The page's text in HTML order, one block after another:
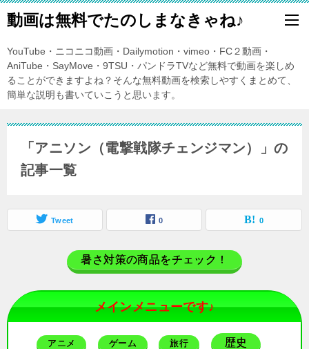
動画は無料でたのしまなきゃね♪
YouTube・ニコニコ動画・Dailymotion・vimeo・FC２動画・
AniTube・SayMove・9TSU・パンドラTVなど無料で動画を楽しめ
ることができますよね？そんな無料動画を検索しやすくまとめて、
簡単な説明も書いていこうと思います。
「アニソン（電撃戦隊チェンジマン）」の
記事一覧
Tweet 0 0
暑さ対策の商品をチェック！
メインメニューです♪
アニメ ゲーム 旅行 歴史